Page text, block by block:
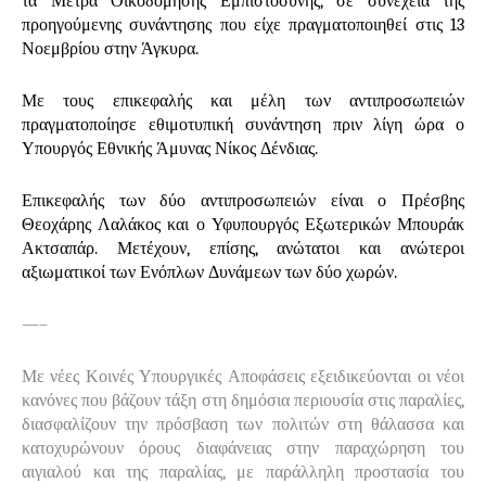
προηγούμενης συνάντησης που είχε πραγματοποιηθεί στις 13
Νοεμβρίου στην Άγκυρα.
Με τους επικεφαλής και μέλη των αντιπροσωπειών
πραγματοποίησε εθιμοτυπική συνάντηση πριν λίγη ώρα ο
Υπουργός Εθνικής Άμυνας Νίκος Δένδιας.
Επικεφαλής των δύο αντιπροσωπειών είναι ο Πρέσβης
Θεοχάρης Λαλάκος και ο Υφυπουργός Εξωτερικών Μπουράκ
Ακτσαπάρ. Μετέχουν, επίσης, ανώτατοι και ανώτεροι
αξιωματικοί των Ενόπλων Δυνάμεων των δύο χωρών.
—–
Με νέες Κοινές Υπουργικές Αποφάσεις εξειδικεύονται οι νέοι
κανόνες που βάζουν τάξη στη δημόσια περιουσία στις παραλίες,
διασφαλίζουν την πρόσβαση των πολιτών στη θάλασσα και
κατοχυρώνουν όρους διαφάνειας στην παραχώρηση του
αιγιαλού και της παραλίας, με παράλληλη προστασία του